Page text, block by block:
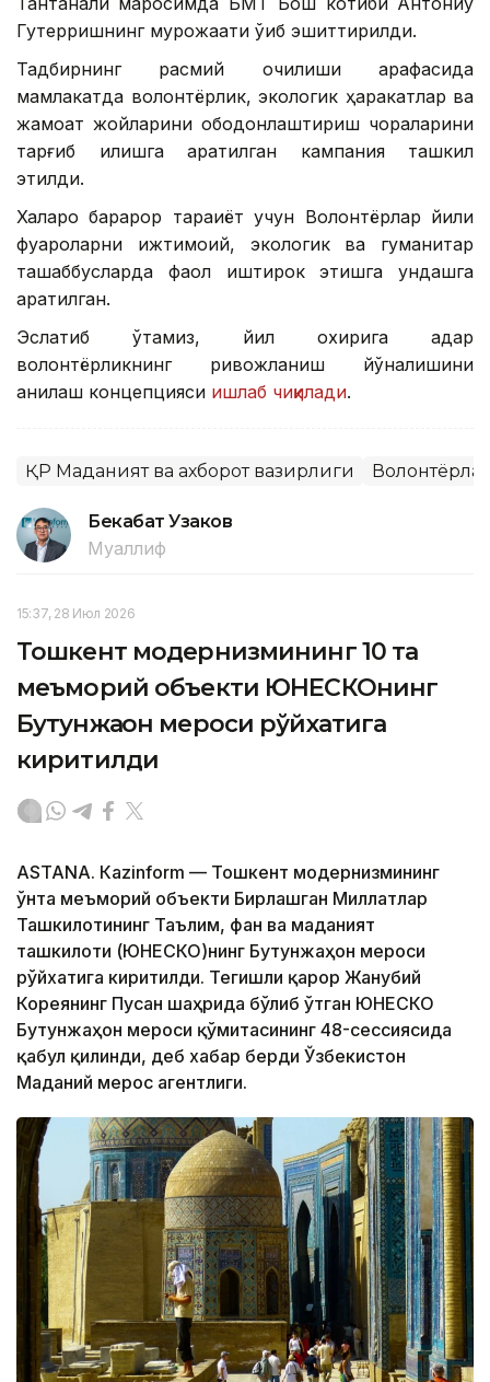
Гутерришнинг мурожаати ўқиб эшиттирилди.
Тадбирнинг расмий очилиши арафасида
мамлакатда волонтёрлик, экологик ҳаракатлар ва
жамоат жойларини ободонлаштириш чораларини
тарғиб қилишга қаратилган кампания ташкил
этилди.
Халқаро барқарор тараққиёт учун Волонтёрлар йили
фуқароларни ижтимоий, экологик ва гуманитар
ташаббусларда фаол иштирок этишга ундашга
қаратилган.
Эслатиб ўтамиз, йил охирига қадар
волонтёрликнинг ривожланиш йўналишини
аниқлаш концепцияси ишлаб чиқилади.
ҚР Маданият ва ахборот вазирлиги
Бекабат Узаков
Муаллиф
15:37, 28 Июл 2026
Тошкент модернизмининг 10 та
меъморий объекти ЮНEСКОнинг
Бутунжаҳон мероси рўйхатига
киритилди
ASTANА. Кazinform — Тошкент модернизмининг
ўнта меъморий объекти Бирлашган Миллатлар
Ташкилотининг Таълим, фан ва маданият
ташкилоти (ЮНEСКО)нинг Бутунжаҳон мероси
рўйхатига киритилди. Тегишли қарор Жанубий
Кореянинг Пусан ​​шаҳрида бўлиб ўтган ЮНEСКО
Бутунжаҳон мероси қўмитасининг 48-сессиясида
қабул қилинди, деб хабар берди Ўзбекистон
Маданий мерос агентлиги.